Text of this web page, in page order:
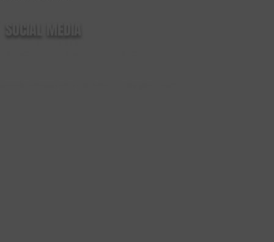
SOCIAL MEDIA